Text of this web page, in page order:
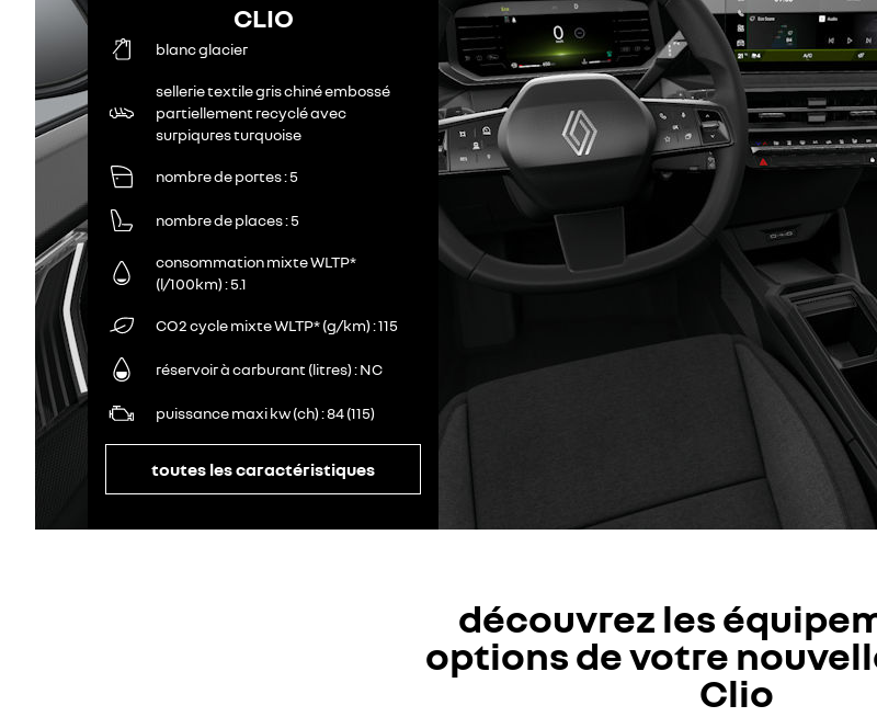
CLIO
blanc glacier
sellerie textile gris chiné embossé
partiellement recyclé avec
surpiqures turquoise
nombre de portes 5
nombre de places 5
consommation mixte WLTP*
(l/100km) 5.1
CO2 cycle mixte WLTP* (g/km) 115
réservoir à carburant (litres) NC
puissance maxi kw (ch) 84 (115)
toutes les caractéristiques
découvrez les
options de votre
Clio